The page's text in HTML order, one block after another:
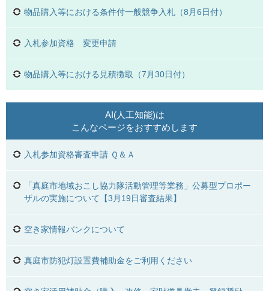
物品購入等における条件付一般競争入札（8月6日付）
入札参加資格 変更申請
物品購入等における見積徴取（7月30日付）
AI(人工知能)は
こんなページをおすすめします
入札参加資格審査申請 Ｑ＆Ａ
「真庭市地域おこし協力隊活動管理等業務」公募型プロポー
ザルの実施について【3月19日審査結果】
空き家情報バンクについて
真庭市防犯灯設置費補助金をご利用ください